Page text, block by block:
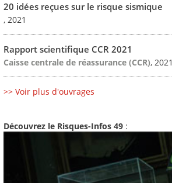
20 idées reçues sur le risque sismique
, 2021
Rapport scientifique CCR 2021
Caisse centrale de réassurance (CCR), 2021
>> Voir plus d'ouvrages
Découvrez le Risques-Infos 49 :